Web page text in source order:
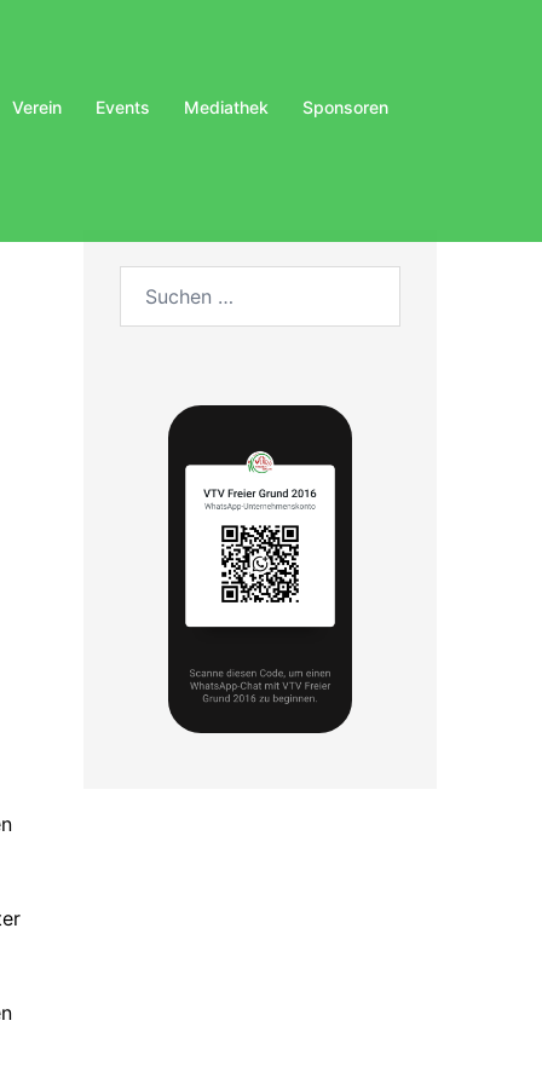
Verein Events Mediathek
Sponsoren